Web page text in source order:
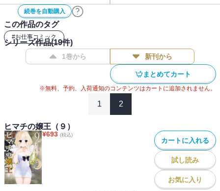
「夜の街」での二人の出会いは、朝日町を、米子市を、ひいては鳥
取全体を活性化させる事になる。
【※この作品は単話配信の「ヒマチの嬢王」1～8話を収録しており
ます。重複購入にご注意ください】
続巻を自動購入
この作品のタグ
#お仕事コミック
シリーズ作品(19件)
1巻から 新刊から
まとめてカート
※無料、予約、入荷通知のコンテンツはカートに追加されません。
1 2
ヒマチの嬢王（９）
¥693 (税込)
カートに入れる
試し読み
お気に入り